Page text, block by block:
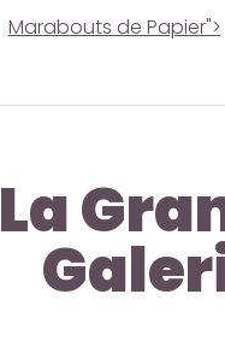
Marabouts de Papier">
La